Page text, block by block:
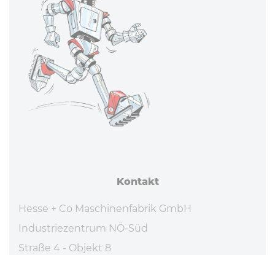
Kontakt
Hesse + Co Maschinenfabrik GmbH
Industriezentrum NÖ-Süd
Straße 4 - Objekt 8